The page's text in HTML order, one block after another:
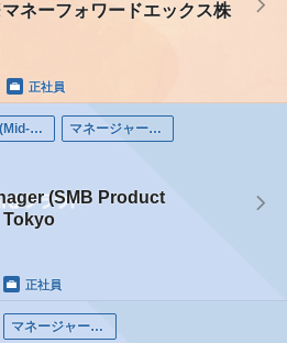
ネーフォワードエックス株
正社員
English (Mid-career) マネージャー（エンジニア）
(SMB Product
Tokyo
正社員
マネージャー（エンジニア）